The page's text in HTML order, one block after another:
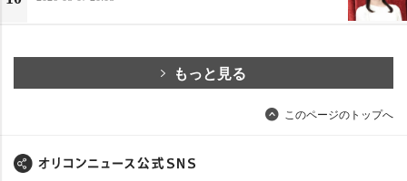
もっと見る
このページのトップへ